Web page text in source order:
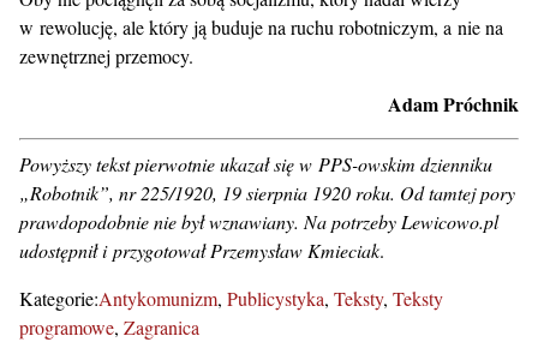
w rewolucję, ale który ją buduje na ruchu robotniczym, a nie na
zewnętrznej przemocy.
Adam Próchnik
Powyższy tekst pierwotnie ukazał się w PPS-owskim dzienniku
„Robotnik”, nr 225/1920, 19 sierpnia 1920 roku. Od tamtej pory
prawdopodobnie nie był wznawiany. Na potrzeby Lewicowo.pl
udostępnił i przygotował Przemysław Kmieciak.
Kategorie:Antykomunizm Publicystyka Teksty Teksty
programowe Zagranica